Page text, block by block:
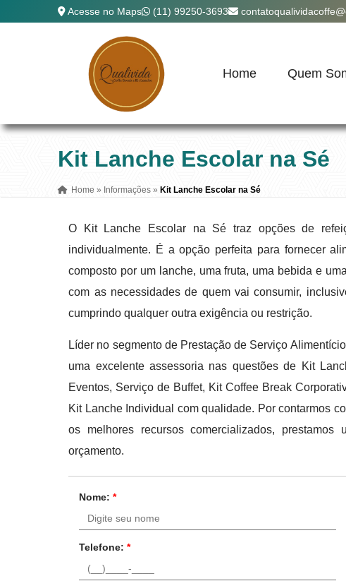
Acesse no Maps (11) 99250-3693
Home Quem
Kit Lanche Escolar na Sé
Home » Informações » Kit Lanche Escolar na Sé
O Kit Lanche Escolar na Sé traz opções de
individualmente. É a opção perfeita para fornecer
composto por um lanche, uma fruta, uma bebida e
com as necessidades de quem vai consumir,
cumprindo qualquer outra exigência ou restrição.
Líder no segmento de Prestação de Serviço
uma excelente assessoria nas questões de Kit
Eventos, Serviço de Buffet, Kit Coffee Break
Kit Lanche Individual com qualidade. Por contarmos
os melhores recursos comercializados,
orçamento.
Nome:*
Telefone:*